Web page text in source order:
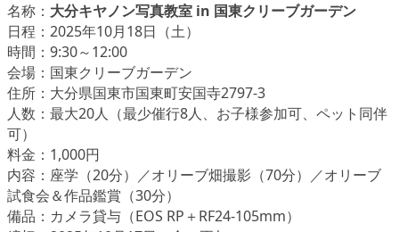
名称： 大分キヤノン写真教室 in 国東クリーブガーデン
日程：2025年10月18日（土）
時間：9:30～12:00
会場：国東クリーブガーデン
住所：大分県国東市国東町安国寺2797-3
人数：最大20人（最少催行8人、お子様参加可、ペット同伴
可）
料金：1,000円
内容：座学（20分）／オリーブ畑撮影（70分）／オリーブ
試食会＆作品鑑賞（30分）
備品：カメラ貸与（EOS RP＋RF24-105mm）